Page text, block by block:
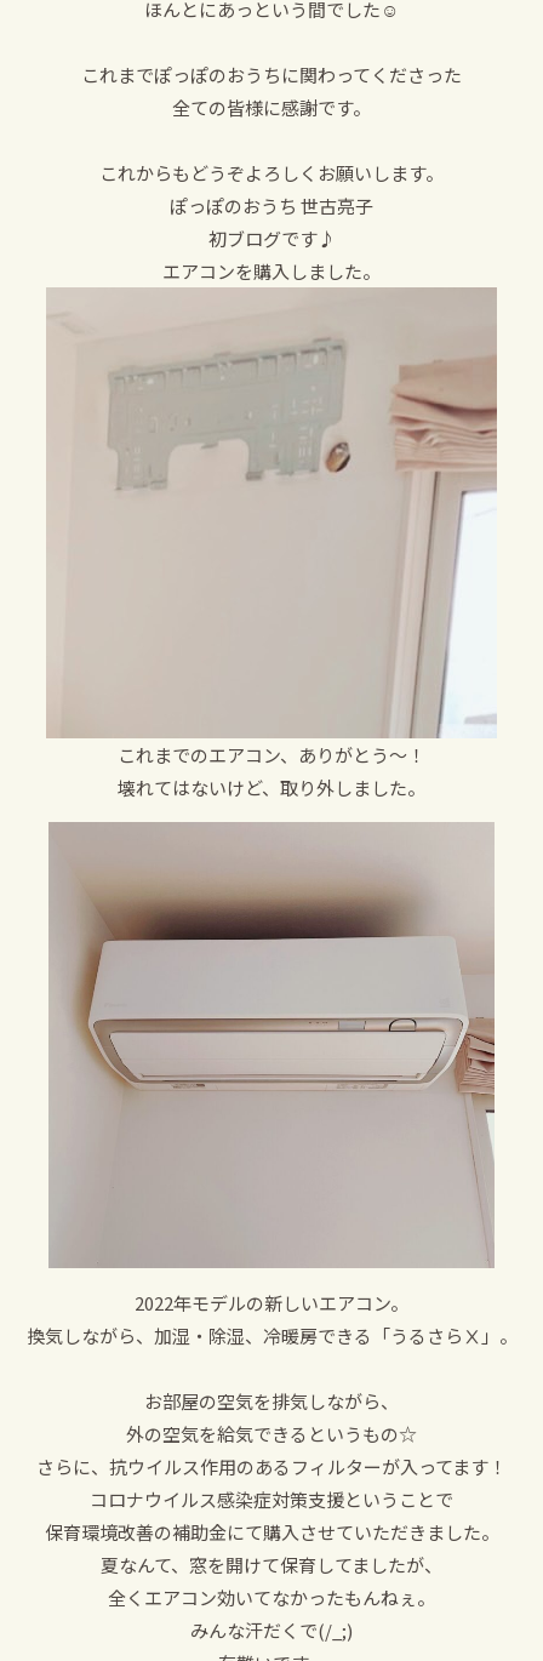
ほんとにあっという間でした☺️
これまでぽっぽのおうちに関わってくださった
全ての皆様に感謝です。
これからもどうぞよろしくお願いします。
ぽっぽのおうち 世古亮子
初ブログです♪
エアコンを購入しました。
これまでのエアコン、ありがとう～！
壊れてはないけど、取り外しました。
2022年モデルの新しいエアコン。
換気しながら、加湿・除湿、冷暖房できる「うるさらⅩ」。
お部屋の空気を排気しながら、
外の空気を給気できるというもの☆
さらに、抗ウイルス作用のあるフィルターが入ってます！
コロナウイルス感染症対策支援ということで
保育環境改善の補助金にて購入させていただきました。
夏なんて、窓を開けて保育してましたが、
全くエアコン効いてなかったもんねぇ。
みんな汗だくで(/_;)